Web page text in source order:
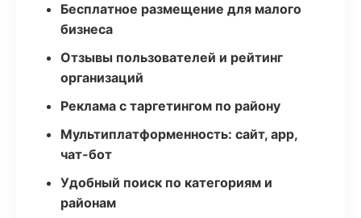
Бесплатное размещение для малого
бизнеса
Отзывы пользователей и рейтинг
организаций
Реклама с таргетингом по району
Мультиплатформенность: сайт, app,
чат-бот
Удобный поиск по категориям и
районам